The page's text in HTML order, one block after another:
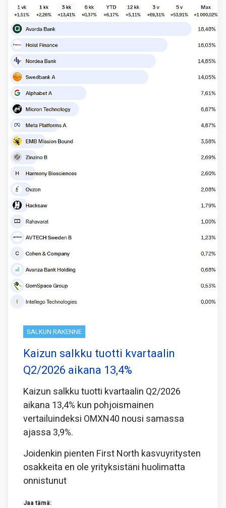
SALKUN RAKENNE
Kaizun salkku tuotti kvartaalin
Q2/2026 aikana 13,4%
Kaizun salkku tuotti kvartaalin Q2/2026
aikana 13,4% kun pohjoismainen
vertailuindeksi OMXN40 nousi samassa
ajassa 3,9%.
Joidenkin pienten First North kasvuyritysten
osakkeita en ole yrityksistäni huolimatta
onnistunut
Jaa tämä: